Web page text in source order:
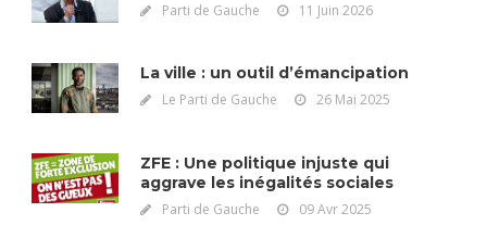
Parti de Gauche 11 Juin 2026
La ville : un outil d’émancipation
Le Parti de Gauche 26 Mai 2025
ZFE : Une politique injuste qui
aggrave les inégalités sociales
Parti de Gauche 09 Avr 2025